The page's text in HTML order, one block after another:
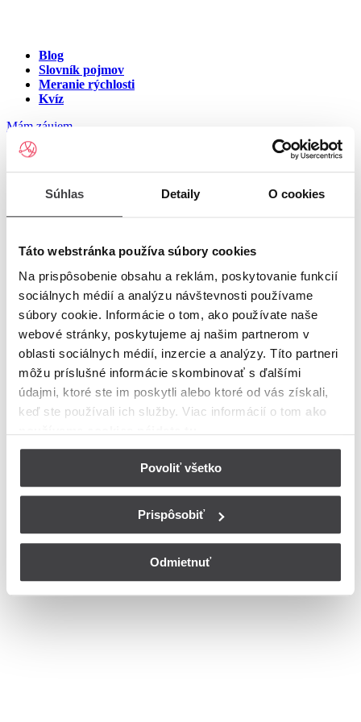
Súhlas Detaily O cookies
Táto webstránka používa súbory cookies
Na prispôsobenie obsahu a reklám, poskytovanie funkcií
sociálnych médií a analýzu návštevnosti používame
súbory cookie. Informácie o tom, ako používate naše
webové stránky, poskytujeme aj našim partnerom v
oblasti sociálnych médií, inzercie a analýzy. Títo partneri
môžu príslušné informácie skombinovať s ďalšími
údajmi, ktoré ste im poskytli alebo ktoré od vás získali,
keď ste používali ich služby. Viac informácií o tom ako
Povoliť všetko
Prispôsobiť
Odmietnuť
Blog
Slovník pojmov
Meranie rýchlosti
Kvíz
Mám záujem
Internet v meste Dolinky
Zadajte ulicu a číslo pre zobrazenie ponuky internetu v meste
Zadajte ulicu a číslopre zobrazenie ponuky internetu v lokalite
Dolinky
Zoznam ulíc v meste Dolinky
Ulica
Bohužiaľ, nedisponujeme zoznamom dostupných ulíc v danom
meste
© Copyright 2026
Nastavenia cookies